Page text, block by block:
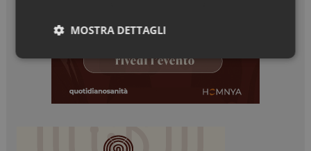
MOSTRA DETTAGLI
Necessari Marketing